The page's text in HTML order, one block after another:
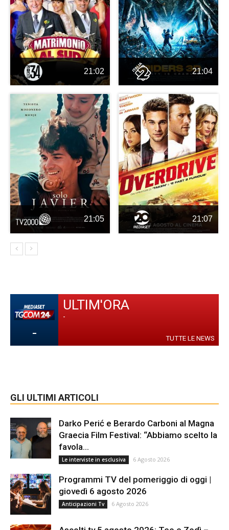
21:02 21:04
21:05 21:07
-
ULTIM'ORA
-
TUTTE LE NEWS
GLI ULTIMI ARTICOLI
Darko Perić e Berardo Carboni al Magna
Graecia Film Festival: “Abbiamo scelto la
favola...
Le interviste in esclusiva 6 Agosto 2026
Programmi TV del pomeriggio di oggi |
giovedì 6 agosto 2026
Anticipazioni Tv 6 Agosto 2026